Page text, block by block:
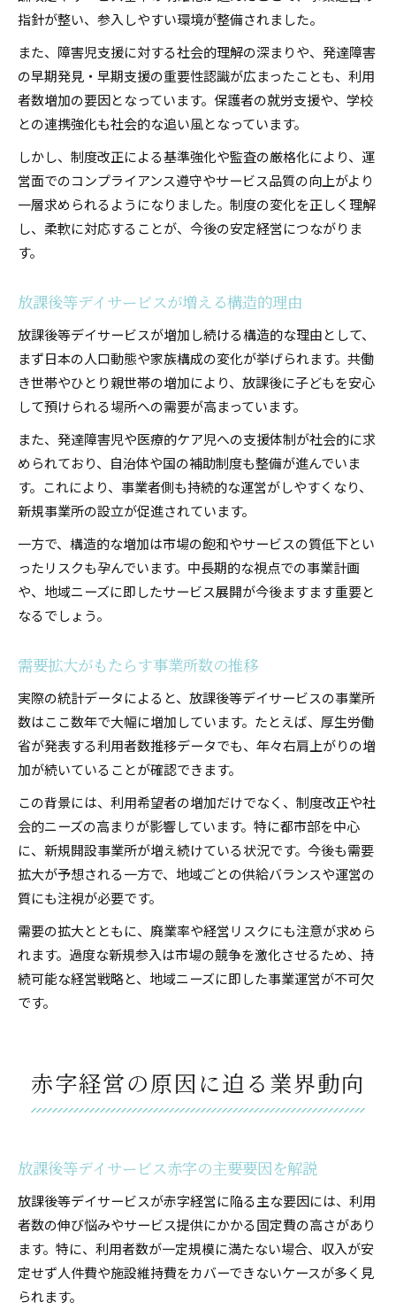
指針が整い、参入しやすい環境が整備されました。
また、障害児支援に対する社会的理解の深まりや、発達障害
の早期発見・早期支援の重要性認識が広まったことも、利用
者数増加の要因となっています。保護者の就労支援や、学校
との連携強化も社会的な追い風となっています。
しかし、制度改正による基準強化や監査の厳格化により、運
営面でのコンプライアンス遵守やサービス品質の向上がより
一層求められるようになりました。制度の変化を正しく理解
し、柔軟に対応することが、今後の安定経営につながりま
す。
放課後等デイサービスが増える構造的理由
放課後等デイサービスが増加し続ける構造的な理由として、
まず日本の人口動態や家族構成の変化が挙げられます。共働
き世帯やひとり親世帯の増加により、放課後に子どもを安心
して預けられる場所への需要が高まっています。
また、発達障害児や医療的ケア児への支援体制が社会的に求
められており、自治体や国の補助制度も整備が進んでいま
す。これにより、事業者側も持続的な運営がしやすくなり、
新規事業所の設立が促進されています。
一方で、構造的な増加は市場の飽和やサービスの質低下とい
ったリスクも孕んでいます。中長期的な視点での事業計画
や、地域ニーズに即したサービス展開が今後ますます重要と
なるでしょう。
需要拡大がもたらす事業所数の推移
実際の統計データによると、放課後等デイサービスの事業所
数はここ数年で大幅に増加しています。たとえば、厚生労働
省が発表する利用者数推移データでも、年々右肩上がりの増
加が続いていることが確認できます。
この背景には、利用希望者の増加だけでなく、制度改正や社
会的ニーズの高まりが影響しています。特に都市部を中心
に、新規開設事業所が増え続けている状況です。今後も需要
拡大が予想される一方で、地域ごとの供給バランスや運営の
質にも注視が必要です。
需要の拡大とともに、廃業率や経営リスクにも注意が求めら
れます。過度な新規参入は市場の競争を激化させるため、持
続可能な経営戦略と、地域ニーズに即した事業運営が不可欠
です。
赤字経営の原因に迫る業界動向
放課後等デイサービス赤字の主要要因を解説
放課後等デイサービスが赤字経営に陥る主な要因には、利用
者数の伸び悩みやサービス提供にかかる固定費の高さがあり
ます。特に、利用者数が一定規模に満たない場合、収入が安
定せず人件費や施設維持費をカバーできないケースが多く見
られます。